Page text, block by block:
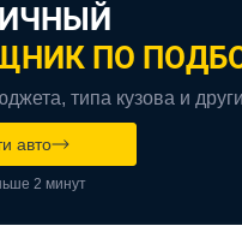
ПО
типа кузова и
авто
2 минут